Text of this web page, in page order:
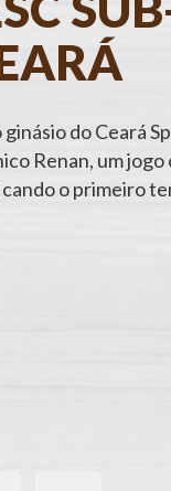
do Ceará
Renan, um
o primeiro